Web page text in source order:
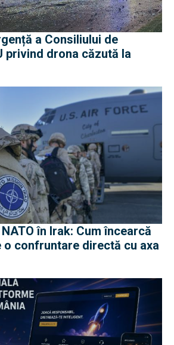
a Consiliului de
privind drona căzută la
în Irak: Cum încearcă
o confruntare directă cu axa